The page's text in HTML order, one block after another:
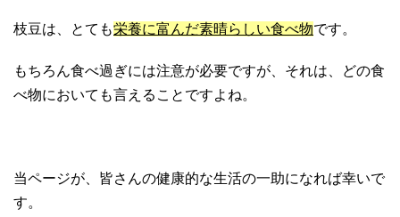
枝豆は、とても栄養に富んだ素晴らしい食べ物です。
もちろん食べ過ぎには注意が必要ですが、それは、どの食
べ物においても言えることですよね。
当ページが、皆さんの健康的な生活の一助になれば幸いで
す。